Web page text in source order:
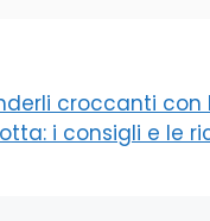
croccanti
i consigli e le